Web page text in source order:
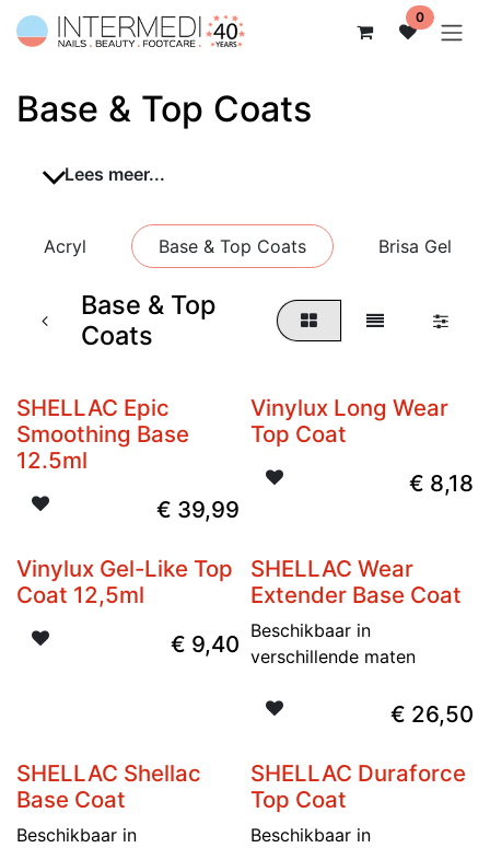
Overslaan naar inhoud 0
Base & Top Coats
Lees meer...
Acryl Base & Top Coats Brisa Gel
Base & Top
Coats
SHELLAC Epic
Smoothing Base
12.5ml
€ 39,99
Vinylux Long Wear
Top Coat
€ 8,18
Vinylux Gel-Like Top
Coat 12,5ml
€ 9,40
SHELLAC Wear
Extender Base Coat
Beschikbaar in
verschillende maten
€ 26,50
SHELLAC Shellac
Base Coat
Beschikbaar in
SHELLAC Duraforce
Top Coat
Beschikbaar in